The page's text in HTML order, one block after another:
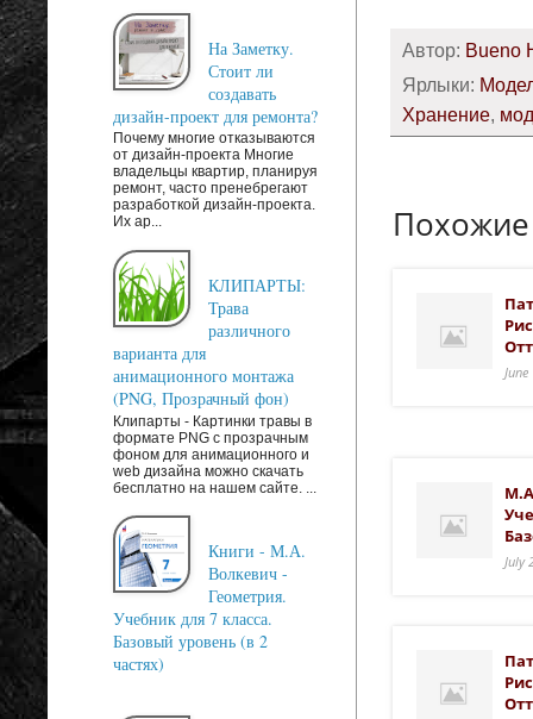
Автор: Bueno
Ярлыки:
Хранение,
July
На Заметку.
Стоит ли
создавать
дизайн-проект для ремонта?
Почему многие отказываются
от дизайн-проекта Многие
владельцы квартир, планируя
ремонт, часто пренебрегают
разработкой дизайн-проекта.
Их ар...
КЛИПАРТЫ:
Трава
различного
варианта для
анимационного монтажа
(PNG, Прозрачный фон)
Клипарты - Картинки травы в
формате PNG с прозрачным
фоном для анимационного и
web дизайна можно скачать
бесплатно на нашем сайте. ...
Книги - М.А.
Волкевич -
Геометрия.
Учебник для 7 класса.
Базовый уровень (в 2
частях)